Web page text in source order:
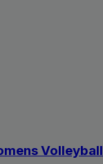
Volleyball